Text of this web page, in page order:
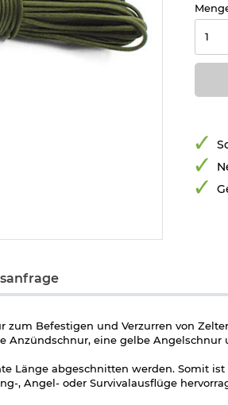
Befestigen und Verzurren von
Anzündschnur, eine gelbe
Länge abgeschnitten werden. Somit ist
, Angel- oder Survivalausflüge